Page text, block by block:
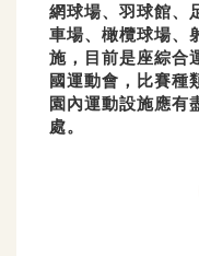
網球場、羽球館、
車場、橄欖球場、
施，目前是座綜合
國運動會，比賽種
園內運動設施應有
處。